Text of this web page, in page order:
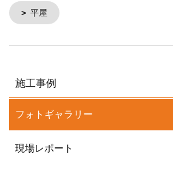
平屋
施工事例
フォトギャラリー
現場レポート